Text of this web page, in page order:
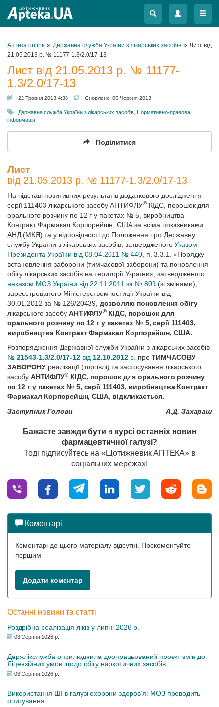
Меню
Меню
Аптека online » Державна служба України з лікарських засобів » Лист від
21.05.2013 р. № 11177-1.3/2.0/17-13
Лист від 21.05.2013 р. № 11177-
1.3/2.0/17-13
22 Травня 2013 4:38 Оновлено: 05 Червня 2013
Державна служба України з лікарських засобів Нормативно-правова
інформація
Поділитися
Лист
від 21.05.2013 р. № 11177-1.3/2.0/17-13
На підставі позитивних результатів додаткового дослідження
серії 111403 лікарського засобу АНТИФЛУ® КІДС, порошок для
орального розчину по 12 г у пакетах № 5, виробництва
Контракт Фармакал Корпорейшн, США за всіма показниками
АНД (МКЯ) та у відповідності до Положення про Державну
службу України з лікарських засобів, затвердженого Указом
Президента України від 08.04.2011 № 440 , п. 3.3.1. «Порядку
встановлення заборони (тимчасової заборони) та поновлення
обігу лікарських засобів на території України», затвердженого
наказом МОЗ України від 22.11.2011 за № 809 (зі змінами),
зареєстрованого Міністерством юстиції України від
30.01.2012 за № 126/20439, дозволяю поновлення обігу
лікарського засобу АНТИФЛУ® КІДС, порошок для
орального розчину по 12 г у пакетах № 5, серії 111403,
виробництва Контракт Фармакал Корпорейшн, США.
Розпорядження Державної служби України з лікарських засобів
№ 21543-1.3/2.0/17-12 від 12.10.2012 р. про ТИМЧАСОВУ
ЗАБОРОНУ реалізації (торгівлі) та застосування лікарського
засобу АНТИФЛУ® КІДС, порошок для орального розчину
по 12 г у пакетах № 5, серії 111403, виробництва Контракт
Фармакал Корпорейшн, США, відкликається.
Заступник Голови
А.Д. Захараш
Бажаєте завжди бути в курсі останніх новин
фармацевтичної галузі?
Тоді підписуйтесь на «Щотижневик АПТЕКА» в
соціальних мережах!
Коментарі
Коментарі до цього матеріалу відсутні. Прокоментуйте
першим
Додати коментар
Останні новини та статті
Роздрібна реалізація ліків у липні 2026 р.
03 Серпня 2026 р.
Держлікслужба оприлюднила доопрацьований проєкт змін до
Ліцензійних умов щодо обігу наркотичних засобів
03 Серпня 2026 р.
Використання ШІ в галузі охорони здоров’я: МОЗ проводить
опитування